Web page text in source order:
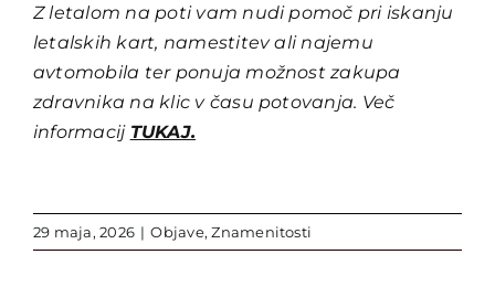
Z letalom na poti vam nudi pomoč pri iskanju
letalskih kart, namestitev ali najemu
avtomobila ter ponuja možnost zakupa
zdravnika na klic v času potovanja. Več
informacij TUKAJ.
29 maja, 2026 | Objave,Znamenitosti